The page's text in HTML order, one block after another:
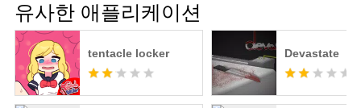
유사한 애플리케이션
tentacle locker Devastate